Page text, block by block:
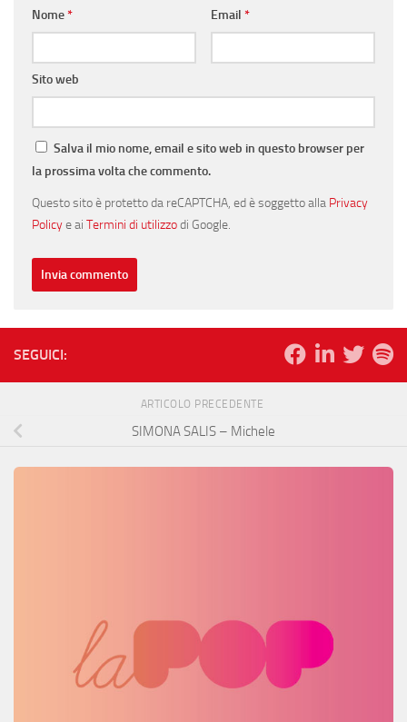
Nome* Email *
Sito web
Salva il mio nome, email e sito web in questo browser per
la prossima volta che commento.
Questo sito è protetto da reCAPTCHA, ed è soggetto alla Privacy
Policye ai Termini di utilizzodi Google.
SEGUICI:
ARTICOLO PRECEDENTE
SIMONA SALIS – Michele